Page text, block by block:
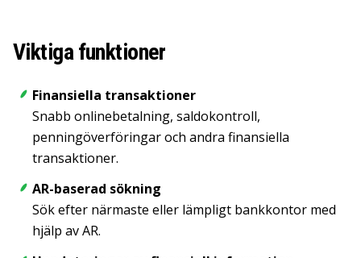
Viktiga funktioner
Finansiella transaktioner
Snabb onlinebetalning, saldokontroll,
penningöverföringar och andra finansiella
transaktioner.
AR-baserad sökning
Sök efter närmaste eller lämpligt bankkontor med
hjälp av AR.